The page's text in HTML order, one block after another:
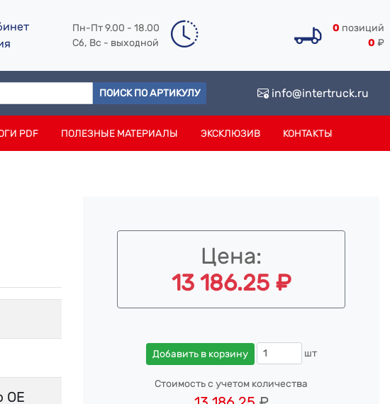
Пн-Пт 9.00 - 18.00
Сб, Вс - выходной
0 позиций
0 ₽
ПОИСК ПО АРТИКУЛУ info@intertruck.ru
PDF ПОЛЕЗНЫЕ МАТЕРИАЛЫ ЭКСКЛЮЗИВ КОНТАКТЫ
OE
Цена:
13 186.25 ₽
Добавить в корзину шт
Стоимость с учетом количества